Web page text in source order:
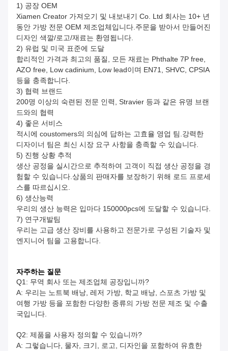
1) 공장 OEM
Xiamen Creator 가져오기 및 내보내기 Co. Ltd 회사는 10+ 년
동안 가방 전문 OEM 제조업체입니다.주문을 받아서 만들어진
디자인 색깔/로고/재료는 환영됩니다.
2) 유럽 및 미국 표준에 도달
합리적인 가격과 최고의 품질, 모든 재료는 Phthalte 7P free,
AZO free, Low cadinium, Low lead이며 EN71, SHVC, CPSIA
등을 충족합니다.
3) 협력 브랜드
200명 이상의 숙련된 전문 인력, Stravier 등과 같은 유명 브랜
드와의 협력
4) 좋은 서비스
적시에 coustomers의 의심에 답하는 고효율 영업 팀.강력한
디자이너 팀은 최신 시장 요구 사항을 충족할 수 있습니다.
5) 진행 상황 추적
생산 공정을 실시간으로 추적하여 고객이 직접 생산 공정을 경
험할 수 있습니다.상품의 판매자를 보장하기 위해 로드 프로세
스를 따르십시오.
6) 생산능력
우리의 생산 능력은 입마다 150000pcs에 도달할 수 있습니다.
7) 연구개발팀
우리는 고급 생산 장비를 사용하고 전문가로 구성된 기술자 및
엔지니어 팀을 고용합니다.
자주하는 질문
Q1: 무역 회사 또는 제조업체 공장입니까?
A: 우리는 노트북 배낭, 레저 가방, 학교 배낭, 스포츠 가방 및
여행 가방 등을 포함한 다양한 종류의 가방 전문 제조 및 수출
국입니다.
Q2: 제품을 사용자 정의할 수 있습니까?
A: 그렇습니다, 물자, 크기, 로고, 디자인을 포함하여 유효한